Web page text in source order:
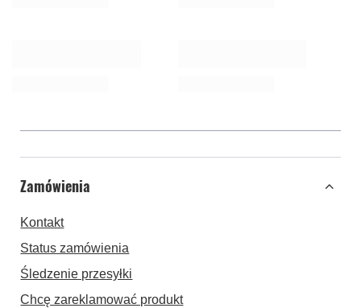
Zamówienia
Kontakt
Status zamówienia
Śledzenie przesyłki
Chcę zareklamować produkt